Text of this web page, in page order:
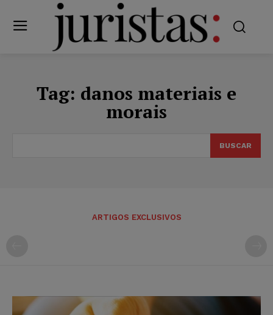
Tag: danos materiais e
morais
BUSCAR
ARTIGOS EXCLUSIVOS